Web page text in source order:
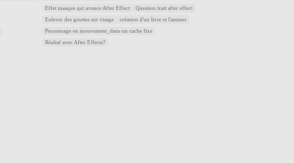
Effet masque qui avance After Effect Question trait after effect
Enlever des gouttes sur visage création d'un livre et l'animer
Personnage en mouvement_dans un cache fixe
Réalisé avec After Effects?